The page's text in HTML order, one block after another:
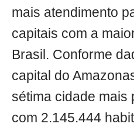
mais atendimento
capitais com a
Brasil. Conforme
capital do
sétima cidade mais
com 2.145.444